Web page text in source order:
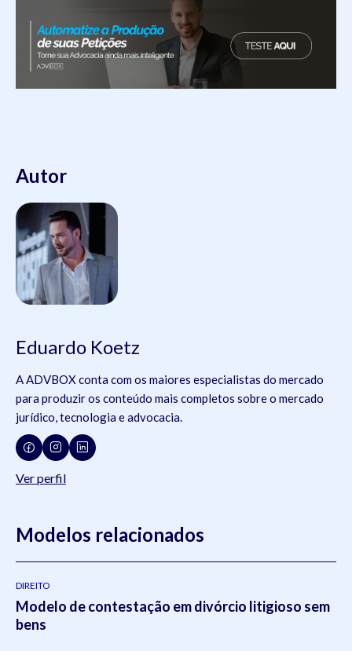
Autor
Eduardo Koetz
A ADVBOX conta com os maiores especialistas do mercado
para produzir os conteúdo mais completos sobre o mercado
jurídico, tecnologia e advocacia.
Ver perfil
Modelos relacionados
DIREITO
Modelo de contestação em divórcio litigioso sem
bens